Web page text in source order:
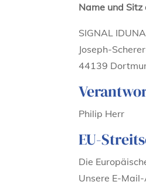
Name und Sitz
SIGNAL
Joseph-
44139
Philip Herr
EU-
Die
Unsere E-